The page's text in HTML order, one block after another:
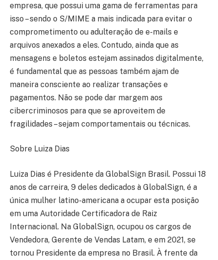
empresa, que possui uma gama de ferramentas para
isso – sendo o S/MIME a mais indicada para evitar o
comprometimento ou adulteração de e-mails e
arquivos anexados a eles. Contudo, ainda que as
mensagens e boletos estejam assinados digitalmente,
é fundamental que as pessoas também ajam de
maneira consciente ao realizar transações e
pagamentos. Não se pode dar margem aos
cibercriminosos para que se aproveitem de
fragilidades – sejam comportamentais ou técnicas.
Sobre Luiza Dias
Luiza Dias é Presidente da GlobalSign Brasil. Possui 18
anos de carreira, 9 deles dedicados à GlobalSign, é a
única mulher latino-americana a ocupar esta posição
em uma Autoridade Certificadora de Raiz
Internacional. Na GlobalSign, ocupou os cargos de
Vendedora, Gerente de Vendas Latam, e em 2021, se
tornou Presidente da empresa no Brasil. À frente da